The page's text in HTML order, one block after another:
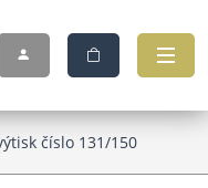
číslo 131/150